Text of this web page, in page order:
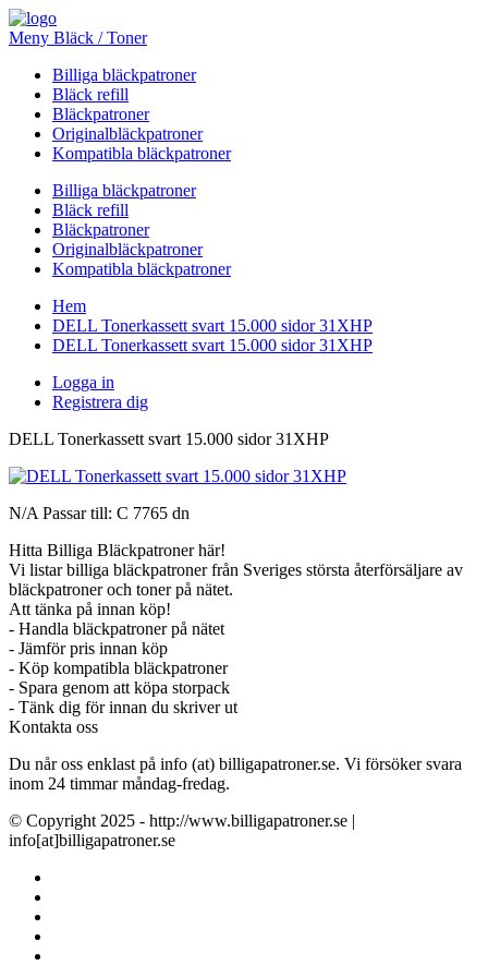
Meny Bläck / Toner
Billiga bläckpatroner
Bläck refill
Bläckpatroner
Originalbläckpatroner
Kompatibla bläckpatroner
Billiga bläckpatroner
Bläck refill
Bläckpatroner
Originalbläckpatroner
Kompatibla bläckpatroner
Hem
DELL Tonerkassett svart 15.000 sidor 31XHP
DELL Tonerkassett svart 15.000 sidor 31XHP
Logga in
Registrera dig
DELL Tonerkassett svart 15.000 sidor 31XHP
N/A Passar till: C 7765 dn
Hitta Billiga Bläckpatroner här!
Vi listar billiga bläckpatroner från Sveriges största återförsäljare av
bläckpatroner och toner på nätet.
Att tänka på innan köp!
- Handla bläckpatroner på nätet
- Jämför pris innan köp
- Köp kompatibla bläckpatroner
- Spara genom att köpa storpack
- Tänk dig för innan du skriver ut
Kontakta oss
Du når oss enklast på info (at) billigapatroner.se. Vi försöker svara
inom 24 timmar måndag-fredag.
© Copyright 2025 - http://www.billigapatroner.se |
info[at]billigapatroner.se